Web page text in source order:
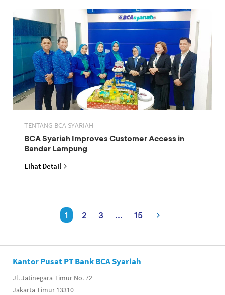
TENTANG BCA SYARIAH
BCA Syariah Improves Customer Access in
Bandar Lampung
Lihat Detail
1 2 3 ... 15
Kantor Pusat PT Bank BCA Syariah
Jl. Jatinegara Timur No. 72
Jakarta Timur 13310